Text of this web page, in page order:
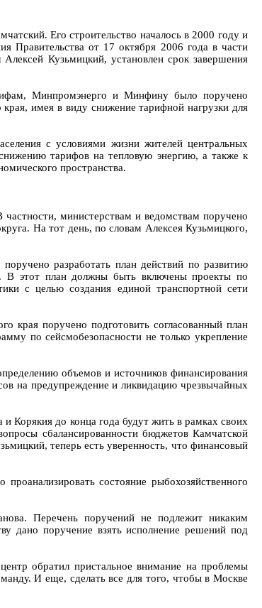
Его строительство началось в 2000 году и
Правительства от 17 октября 2006 года в части
Кузьмицкий, установлен срок завершения
Минпромэнерго и Минфину было поручено
имея в виду снижение тарифной нагрузки для
с условиями жизни жителей центральных
тарифов на тепловую энергию, а также к
пространства.
министерствам и ведомствам поручено
На тот день, по словам Алексея Кузьмицкого,
разработать план действий по развитию
В этот план должны быть включены проекты по
с целью создания единой транспортной сети
поручено подготовить согласованный план
по сейсмобезопасности не только укрепление
объемов и источников финансирования
на предупреждение и ликвидацию чрезвычайных
Корякия до конца года будут жить в рамках своих
сбалансированности бюджетов Камчатской
теперь есть уверенность, что финансовый
состояние рыбохозяйственного
Перечень поручений не подлежит никаким
дано поручение взять исполнение решений под
обратил пристальное внимание на проблемы
И еще, сделать все для того, чтобы в Москве